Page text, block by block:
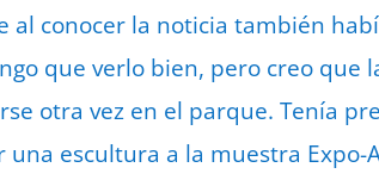
al conocer la noticia también
que verlo bien, pero creo que
otra vez en el parque. Tenía
una escultura a la muestra